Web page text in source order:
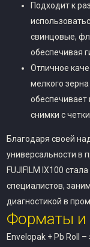
Подходит к
свинцовые,
обеспечивая
Отличное
мелкого
обеспечивает
снимки с
Благодаря своей
универсальности в
FUJIFILM IX100
специалистов,
диагностикой в
Форматы и
Envelopak + Pb Roll